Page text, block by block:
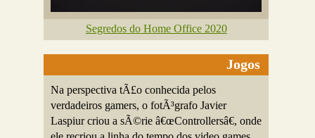
Segredos do Home Office 2020
Jogos
Na perspectiva tÃ£o conhecida pelos
verdadeiros gamers, o fotÃ³grafo Javier
Laspiur criou a sÃ©rie â€œControllersâ€, onde